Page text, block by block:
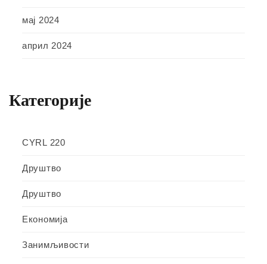
мај 2024
април 2024
Категорије
CYRL 220
Друштво
Друштво
Економија
Занимљивости